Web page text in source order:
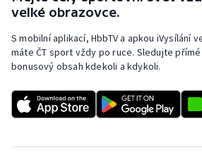
Plážový volejbal
Ragby
Rychlobruslení
Rychlostní kanoistika
velké obrazovce.
S mobilní aplikací, HbbTV a apkou iVysílání
máte ČT sport vždy po ruce. Sledujte
bonusový obsah kdekoli a kdykoli.